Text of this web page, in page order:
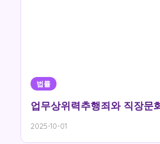
법률
업무상위력추행죄와 직장문
2025-10-01